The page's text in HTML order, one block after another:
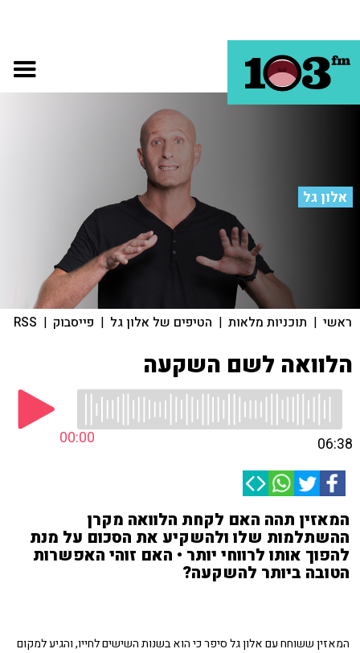
אלון גל
ראשי | תוכניות מלאות | הטיפים של אלון גל | פייסבוק |
RSS
הלוואה לשם השקעה
00:00 06:38
המאזין תהה האם לקחת הלוואה מקרן
ההשתלמות שלו ולהשקיע את הסכום על מנת
להפוך אותו לרווחי יותר • האם זוהי האפשרות
הטובה ביותר להשקעה?
המאזין ששוחח עם אלון גל סיפר כי הוא בשנות השישים לחייו, והגיע למקום